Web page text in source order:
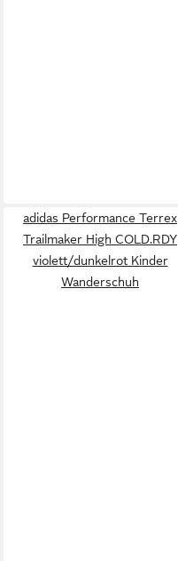
adidas Performance Terrex
Trailmaker High COLD.RDY
violett/dunkelrot Kinder
Wanderschuh